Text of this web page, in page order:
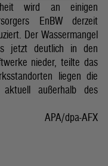
wird an einigen
EnBW derzeit
Der Wassermangel
jetzt deutlich in den
nieder, teilte das
liegen die
aktuell außerhalb des
APA/dpa-AFX